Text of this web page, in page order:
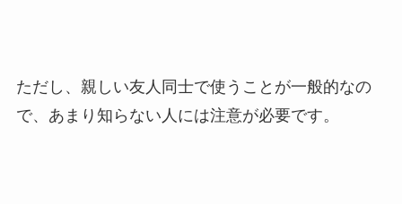
ただし、親しい友人同士で使うことが一般的なの
で、あまり知らない人には注意が必要です。